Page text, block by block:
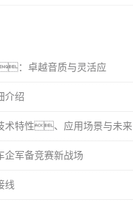
：卓越音质与灵活应
介绍
特性、应用场景与未来
军备竞赛新战场
线